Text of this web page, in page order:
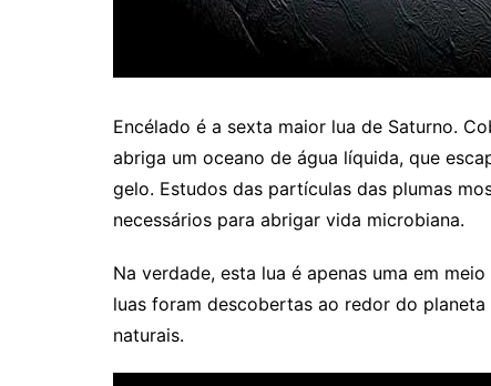
Encélado é a sexta maior lua de Saturno.
abriga um oceano de água líquida, que
gelo. Estudos das partículas das plumas
necessários para abrigar vida microbiana.
Na verdade, esta lua é apenas uma em
luas foram descobertas ao redor do
naturais.